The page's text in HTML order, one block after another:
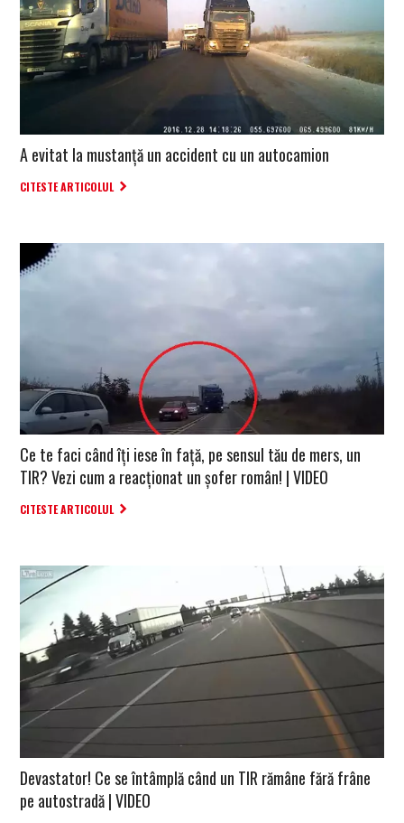
A evitat la mustanță un accident cu un autocamion
CITESTE ARTICOLUL
Ce te faci când îți iese în față, pe sensul tău de mers, un
TIR? Vezi cum a reacționat un șofer român! | VIDEO
CITESTE ARTICOLUL
Devastator! Ce se întâmplă când un TIR rămâne fără frâne
pe autostradă | VIDEO